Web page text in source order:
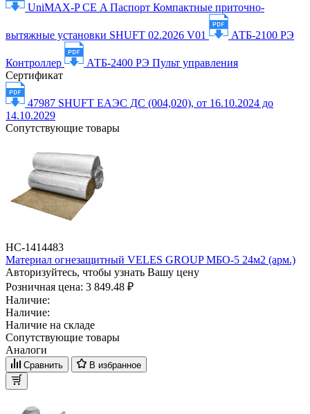
UniMAX-P СЕ A Паспорт Компактные приточно-
вытяжные установки SHUFT 02.2026 V01 АТБ-2100 РЭ
Контроллер
АТБ-2400 РЭ Пульт управления
Сертификат
47987 SHUFT ЕАЭС ДС (004,020), от 16.10.2024 до
14.10.2029
Сопутствующие товары
НС-1414483
Материал огнезащитный VELES GROUP МБО-5 24м2 (арм.)
Авторизуйтесь, чтобы узнать Вашу цену
Розничная цена: 3 849.48 ₽
Наличие:
Наличие:
Наличие на складе
Сопутствующие товары
Аналоги
Сравнить В избранное